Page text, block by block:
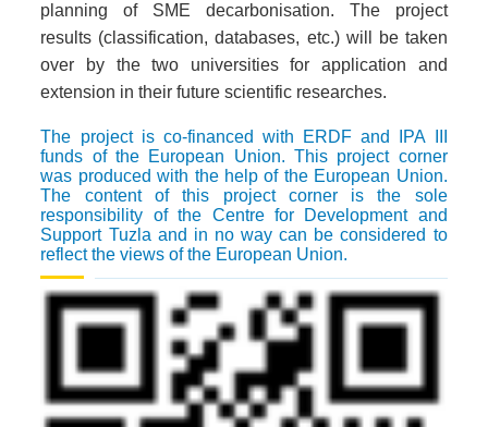
planning of SME decarbonisation. The project
results (classification, databases, etc.) will be taken
over by the two universities for application and
extension in their future scientific researches.
The project is co-financed with ERDF and IPA III
funds of the European Union. This project corner
was produced with the help of the European Union.
The content of this project corner is the sole
responsibility of the Centre for Development and
Support Tuzla and in no way can be considered to
reflect the views of the European Union.